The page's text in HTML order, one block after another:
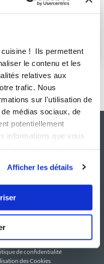
! Ils permettent
le contenu et les
relatives aux
trafic. Nous
sur l'utilisation de
médias sociaux, de
potentiellement
informations que vous
Afficher les détails
CONSO
nous
légales
de confidentialité
des Cookies